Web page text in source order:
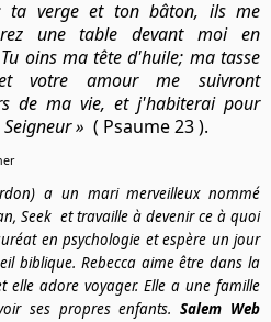
ta verge et ton bâton, ils me
une table devant moi en
oins ma tête d'huile; ma tasse
votre amour me suivront
de ma vie, et j'habiterai pour
» ( Psaume 23 ).
a un mari merveilleux nommé
Seek et travaille à devenir ce à quoi
en psychologie et espère un jour
biblique. Rebecca aime être dans la
adore voyager. Elle a une famille
ses propres enfants.Salem Web